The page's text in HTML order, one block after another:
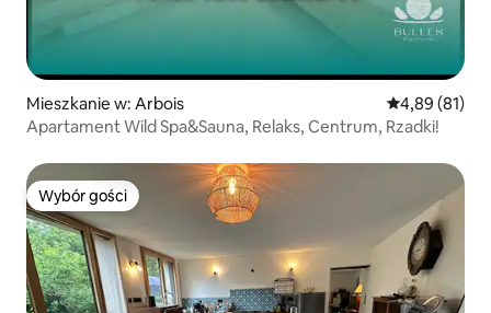
Mieszkanie w: Arbois Średnia
4,89 (81)
Apartament Wild Spa&Sauna, Relaks, Centrum, Rzadki!
Wybór gości
Wybór gości